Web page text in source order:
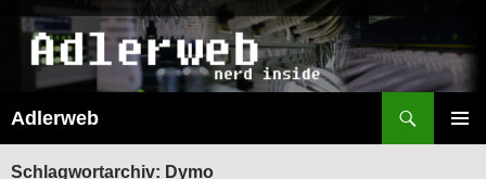
Adlerweb
SPRINGEN
Schlagwortarchiv: Dymo